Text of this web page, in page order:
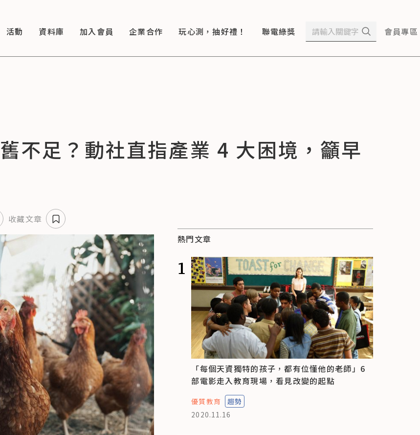
活動 資料庫 加入會員 企業合作 玩心測，抽好禮！ 聯電綠獎 會員專區
不足？動社直指產業 4 大困境，籲早
收藏文章
熱門文章
1
「每個天資獨特的孩子，都有位懂他的老師」6
部電影走入教育現場，看見改變的起點
優質教育
趨勢
2020.11.16